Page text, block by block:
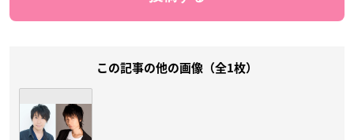
この記事の他の画像（全1枚）